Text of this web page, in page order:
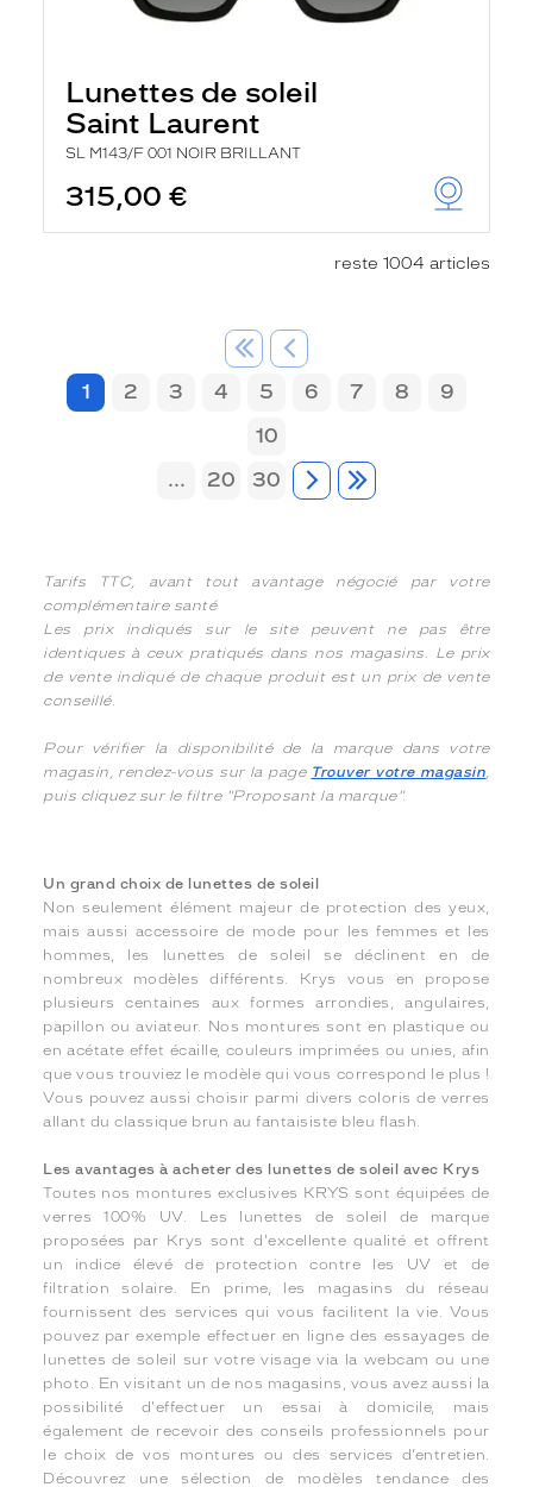
Lunettes de soleil
Saint Laurent
SL M143/F 001 NOIR BRILLANT
315,00 €
reste 1004 articles
1 2 3 4 5 6 7 8
9
10
...
20 30
Tarifs TTC, avant tout avantage négocié par votre
complémentaire santé
Les prix indiqués sur le site peuvent ne pas être
identiques à ceux pratiqués dans nos magasins. Le prix
de vente indiqué de chaque produit est un prix de vente
conseillé.
Pour vérifier la disponibilité de la marque dans votre
magasin, rendez-vous sur la page Trouver votre magasin,
puis cliquez sur le filtre "Proposant la marque".
Un grand choix de lunettes de soleil
Non seulement élément majeur de protection des yeux,
mais aussi accessoire de mode pour les femmes et les
hommes, les lunettes de soleil se déclinent en de
nombreux modèles différents. Krys vous en propose
plusieurs centaines aux formes arrondies, angulaires,
papillon ou aviateur. Nos montures sont en plastique ou
en acétate effet écaille, couleurs imprimées ou unies, afin
que vous trouviez le modèle qui vous correspond le plus !
Vous pouvez aussi choisir parmi divers coloris de verres
allant du classique brun au fantaisiste bleu flash.
Les avantages à acheter des lunettes de soleil avec Krys
Toutes nos montures exclusives KRYS sont équipées de
verres 100% UV. Les lunettes de soleil de marque
proposées par Krys sont d'excellente qualité et offrent
un indice élevé de protection contre les UV et de
filtration solaire. En prime, les magasins du réseau
fournissent des services qui vous facilitent la vie. Vous
pouvez par exemple effectuer en ligne des essayages de
lunettes de soleil sur votre visage via la webcam ou une
photo. En visitant un de nos magasins, vous avez aussi la
possibilité d'effectuer un essai à domicile, mais
également de recevoir des conseils professionnels pour
le choix de vos montures ou des services d’entretien.
Découvrez une sélection de modèles tendance des